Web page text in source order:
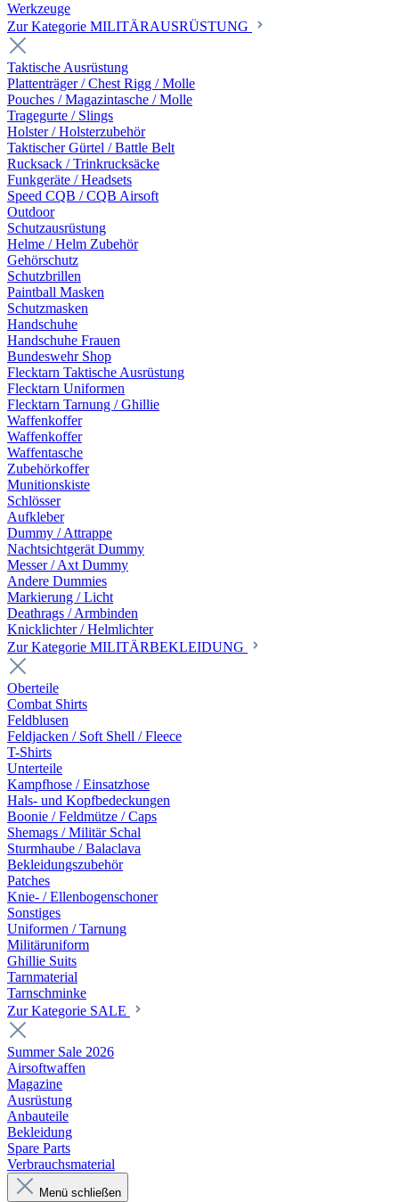
Werkzeuge
Zur Kategorie MILITÄRAUSRÜSTUNG
Taktische Ausrüstung
Plattenträger / Chest Rigg / Molle
Pouches / Magazintasche / Molle
Tragegurte / Slings
Holster / Holsterzubehör
Taktischer Gürtel / Battle Belt
Rucksack / Trinkrucksäcke
Funkgeräte / Headsets
Speed CQB / CQB Airsoft
Outdoor
Schutzausrüstung
Helme / Helm Zubehör
Gehörschutz
Schutzbrillen
Paintball Masken
Schutzmasken
Handschuhe
Handschuhe Frauen
Bundeswehr Shop
Flecktarn Taktische Ausrüstung
Flecktarn Uniformen
Flecktarn Tarnung / Ghillie
Waffenkoffer
Waffenkoffer
Waffentasche
Zubehörkoffer
Munitionskiste
Schlösser
Aufkleber
Dummy / Attrappe
Nachtsichtgerät Dummy
Messer / Axt Dummy
Andere Dummies
Markierung / Licht
Deathrags / Armbinden
Knicklichter / Helmlichter
Zur Kategorie MILITÄRBEKLEIDUNG
Oberteile
Combat Shirts
Feldblusen
Feldjacken / Soft Shell / Fleece
T-Shirts
Unterteile
Kampfhose / Einsatzhose
Hals- und Kopfbedeckungen
Boonie / Feldmütze / Caps
Shemags / Militär Schal
Sturmhaube / Balaclava
Bekleidungszubehör
Patches
Knie- / Ellenbogenschoner
Sonstiges
Uniformen / Tarnung
Militäruniform
Ghillie Suits
Tarnmaterial
Tarnschminke
Zur Kategorie SALE
Summer Sale 2026
Airsoftwaffen
Magazine
Ausrüstung
Anbauteile
Bekleidung
Spare Parts
Verbrauchsmaterial
Menü schließen